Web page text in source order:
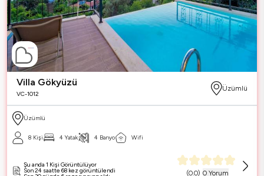
Villa Gökyüzü
VC-1012
Üzümlü
Üzümlü
8 Kişi 4 Yatak 4 Banyo Wifi
(0.0) 0 Yorum
Şu anda 1 Kişi Görüntülüyor
Son 24 saatte 68 kez görüntülendi